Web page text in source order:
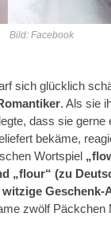
Bild: Facebook
sich glücklich
. Als sie
dass sie gerne
bekäme,
Wortspiel
„flour“ (zu
witzige Geschenk-
zwölf Päckchen